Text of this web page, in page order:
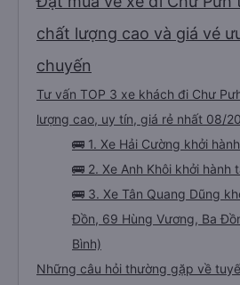
chất lượng cao và giá vé
chuyến
Tư vấn TOP 3 xe khách đi Chư
lượng cao, uy tín, giá rẻ nhất 08/
🚌 1. Xe Hải Cường khởi
🚌 2. Xe Anh Khôi khởi hành
🚌 3. Xe Tân Quang Dũng
Đồn, 69 Hùng Vương, Ba
Bình)
Những câu hỏi thường gặp về